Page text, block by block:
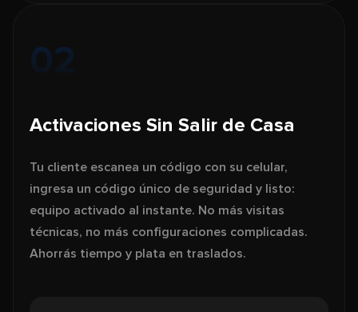
02
Activaciones Sin Salir de Casa
Tu cliente escanea un código con su celular,
ingresa un código único de seguridad y listo:
equipo activado al instante. No más visitas
técnicas, no más configuraciones complicadas.
Ahorrás tiempo y plata en traslados.